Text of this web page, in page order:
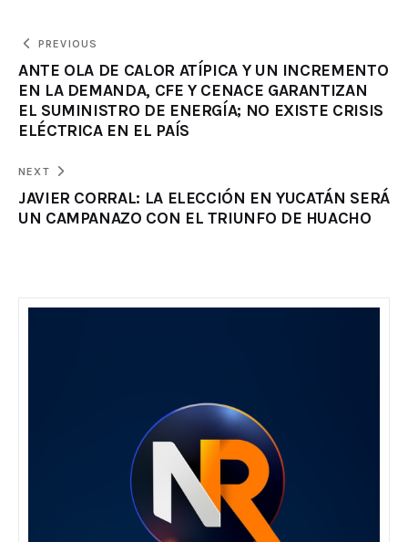
PREVIOUS
ANTE OLA DE CALOR ATÍPICA Y UN INCREMENTO
EN LA DEMANDA, CFE Y CENACE GARANTIZAN
EL SUMINISTRO DE ENERGÍA; NO EXISTE CRISIS
ELÉCTRICA EN EL PAÍS
NEXT
JAVIER CORRAL: LA ELECCIÓN EN YUCATÁN SERÁ
UN CAMPANAZO CON EL TRIUNFO DE HUACHO